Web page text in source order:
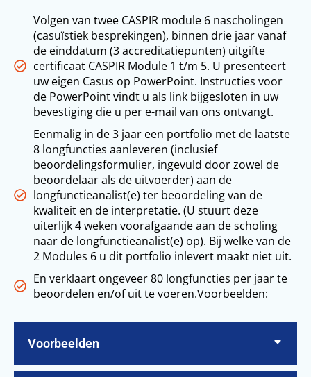
Volgen van twee CASPIR module 6 nascholingen
(casuïstiek besprekingen), binnen drie jaar vanaf
de einddatum (3 accreditatiepunten) uitgifte
certificaat CASPIR Module 1 t/m 5. U presenteert
uw eigen Casus op PowerPoint. Instructies voor
de PowerPoint vindt u als link bijgesloten in uw
bevestiging die u per e-mail van ons ontvangt.
Eenmalig in de 3 jaar een portfolio met de laatste
8 longfuncties aanleveren (inclusief
beoordelingsformulier, ingevuld door zowel de
beoordelaar als de uitvoerder) aan de
longfunctieanalist(e) ter beoordeling van de
kwaliteit en de interpretatie. (U stuurt deze
uiterlijk 4 weken voorafgaande aan de scholing
naar de longfunctieanalist(e) op). Bij welke van de
2 Modules 6 u dit portfolio inlevert maakt niet uit.
En verklaart ongeveer 80 longfuncties per jaar te
beoordelen en/of uit te voeren.Voorbeelden:
Voorbeelden